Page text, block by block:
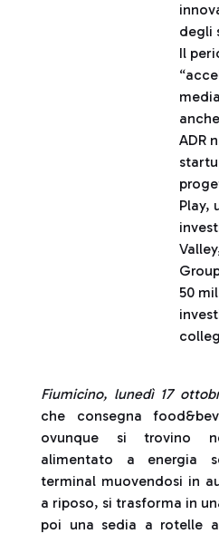
degli
Il
ADR
Play,
50
Fiumicino, lunedì 17
che consegna
ovunque si trovino
alimentato a energia
terminal muovendosi in
a riposo, si trasforma in
poi una sedia a rotelle